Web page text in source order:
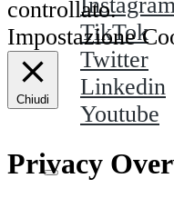
TikTok
Twitter
Linkedin
Youtube
controllato.
Impostazione
Chiudi
Privacy